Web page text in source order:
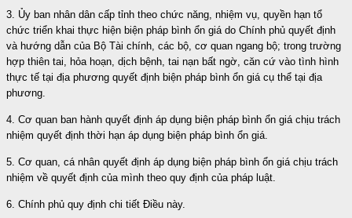
3. Ủy ban nhân dân cấp tỉnh theo chức năng, nhiệm vụ, quyền hạn tổ
chức triển khai thực hiện biện pháp bình ổn giá do Chính phủ quyết định
và hướng dẫn của Bộ Tài chính, các bộ, cơ quan ngang bộ; trong trường
hợp thiên tai, hỏa hoạn, dịch bệnh, tai nạn bất ngờ, căn cứ vào tình hình
thực tế tại địa phương quyết định biện pháp bình ổn giá cụ thể tại địa
phương.
4. Cơ quan ban hành quyết định áp dụng biện pháp bình ổn giá chịu trách
nhiệm quyết định thời hạn áp dụng biện pháp bình ổn giá.
5. Cơ quan, cá nhân quyết định áp dụng biện pháp bình ổn giá chịu trách
nhiệm về quyết định của mình theo quy định của pháp luật.
6. Chính phủ quy định chi tiết Điều này.